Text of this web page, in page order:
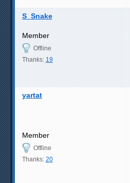
S_Snake
Member
Offline
Thanks: 19
yartat
Member
Offline
Thanks: 20